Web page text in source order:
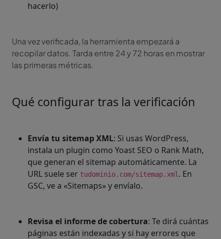
hacerlo)
Una vez verificada, la herramienta empezará a
recopilar datos. Tarda entre 24 y 72 horas en mostrar
las primeras métricas.
Qué configurar tras la verificación
Envía tu sitemap XML: Si usas WordPress,
instala un plugin como Yoast SEO o Rank Math,
que generan el sitemap automáticamente. La
URL suele ser tudominio.com/sitemap.xml . En
GSC, ve a «Sitemaps» y envíalo.
Revisa el informe de cobertura: Te dirá cuántas
páginas están indexadas y si hay errores que